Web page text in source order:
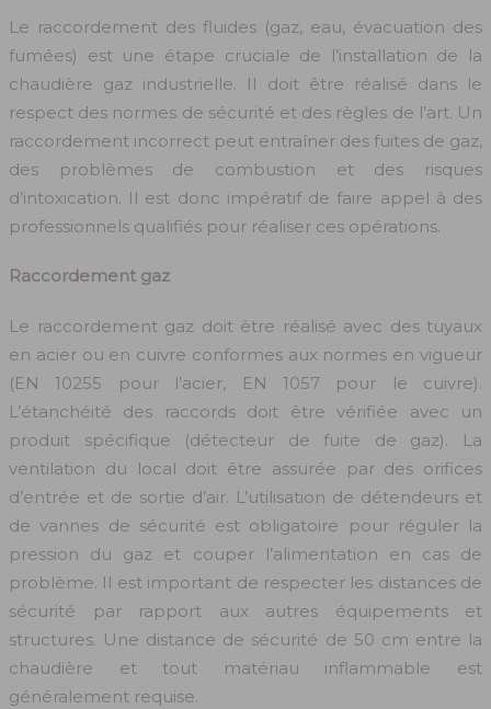
Le raccordement des fluides (gaz, eau, évacuation des
fumées) est une étape cruciale de l’installation de la
chaudière gaz industrielle. Il doit être réalisé dans le
respect des normes de sécurité et des règles de l’art. Un
raccordement incorrect peut entraîner des fuites de gaz,
des problèmes de combustion et des risques
d’intoxication. Il est donc impératif de faire appel à des
professionnels qualifiés pour réaliser ces opérations.
Raccordement gaz
Le raccordement gaz doit être réalisé avec des tuyaux
en acier ou en cuivre conformes aux normes en vigueur
(EN 10255 pour l’acier, EN 1057 pour le cuivre).
L’étanchéité des raccords doit être vérifiée avec un
produit spécifique (détecteur de fuite de gaz). La
ventilation du local doit être assurée par des orifices
d’entrée et de sortie d’air. L’utilisation de détendeurs et
de vannes de sécurité est obligatoire pour réguler la
pression du gaz et couper l’alimentation en cas de
problème. Il est important de respecter les distances de
sécurité par rapport aux autres équipements et
structures. Une distance de sécurité de 50 cm entre la
chaudière et tout matériau inflammable est
généralement requise.